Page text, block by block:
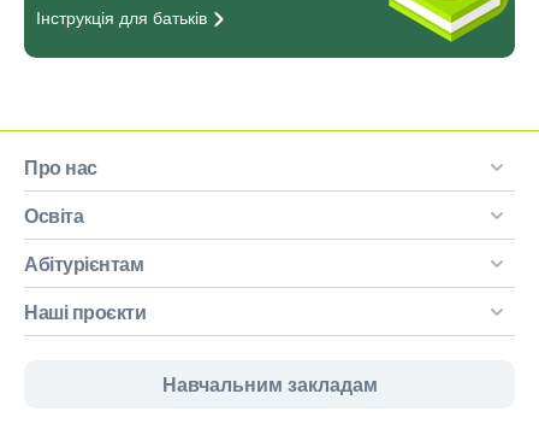
Інструкція для батьків
Про нас
Освіта
Абітурієнтам
Наші проєкти
Навчальним закладам